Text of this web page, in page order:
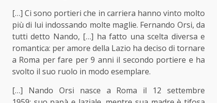
[…]Ci sono portieri che in carriera hanno vinto molto
più di lui indossando molte maglie. Fernando Orsi, da
tutti detto Nando, […] ha fatto una scelta diversa e
romantica: per amore della Lazio ha deciso di tornare
a Roma per fare per 9 anni il secondo portiere e ha
svolto il suo ruolo in modo esemplare.
[…] Nando Orsi nasce a Roma il 12 settembre